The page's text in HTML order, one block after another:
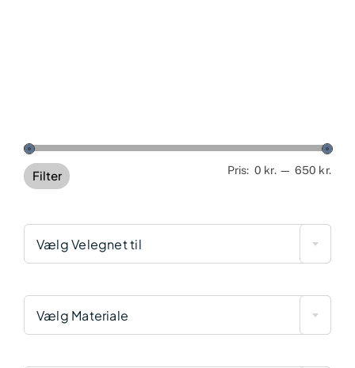
Filter Pris: 0 kr.— 650 kr.
Vælg Velegnet til
Vælg Materiale